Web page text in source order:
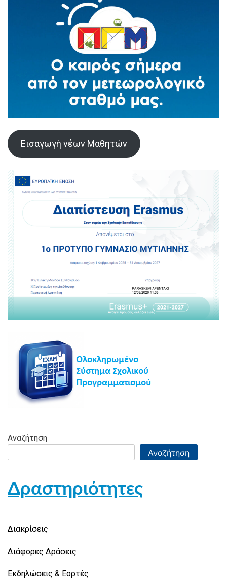
Εισαγωγή νέων Μαθητών
Αναζήτηση
Αναζήτηση
Δραστηριότητες
Διακρίσεις
Διάφορες Δράσεις
Εκδηλώσεις & Εορτές